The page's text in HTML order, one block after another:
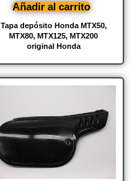
Tapa depósito Honda MTX50,
MTX80, MTX125, MTX200
original Honda
Añadir al carrito